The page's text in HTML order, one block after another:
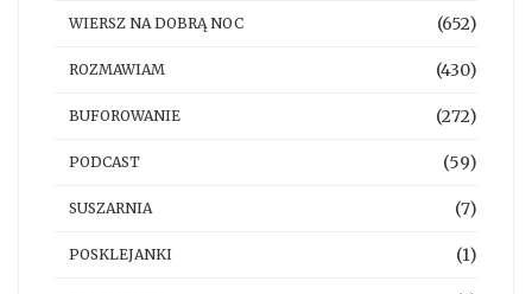
WIERSZ NA DOBRĄ NOC (652)
ROZMAWIAM (430)
BUFOROWANIE (272)
PODCAST (59)
SUSZARNIA (7)
POSKLEJANKI (1)